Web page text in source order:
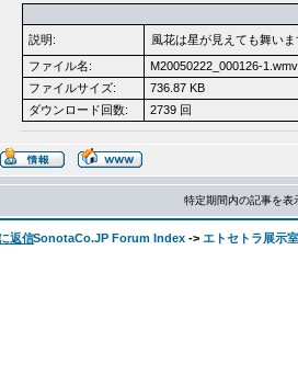
説明:
風花は星が見えても舞い
ファイル名:
M20050222_000126-1.wmv
ファイルサイズ:
736.87 KB
ダウンロード回数:
2739 回
特定期間内の記事を
SonotaCo.JP Forum Index -> エトセトラ展示室